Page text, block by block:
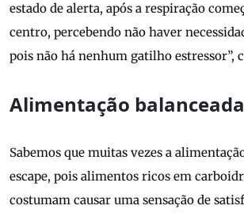
estado de alerta, após a respiração
centro, percebendo não haver
pois não há nenhum gatilho estressor”,
Alimentação balanceada
Sabemos que muitas vezes a
escape, pois alimentos ricos em
costumam causar uma sensação de